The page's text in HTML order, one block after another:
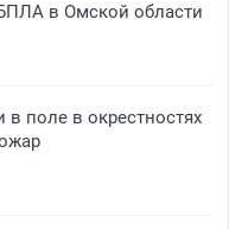
в Омской области
поле в окрестностях